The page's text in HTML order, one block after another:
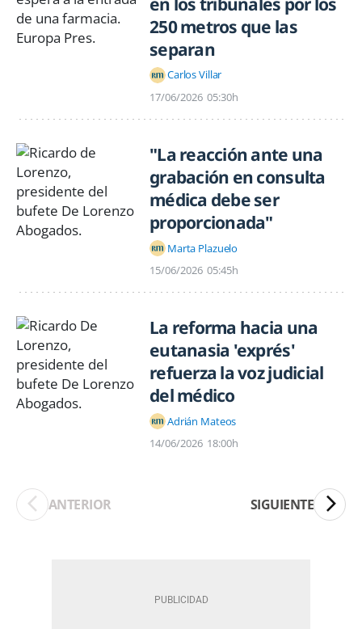
250 metros que las
separan
Carlos Villar
17/06/2026 05:30h
"La reacción ante una
grabación en consulta
médica debe ser
proporcionada"
Marta Plazuelo
15/06/2026 05:45h
La reforma hacia una
eutanasia 'exprés'
refuerza la voz judicial
del médico
Adrián Mateos
14/06/2026 18:00h
ANTERIOR SIGUIENTE